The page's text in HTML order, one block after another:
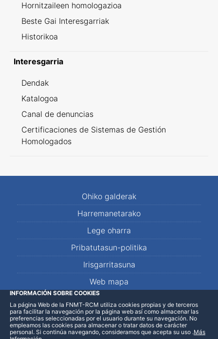
Hornitzaileen homologazioa
Beste Gai Interesgarriak
Historikoa
Interesgarria
Dendak
Katalogoa
Canal de denuncias
Certificaciones de Sistemas de Gestión
Homologados
Ohiko galderak
Harremanetarako
Lege oharra
Pribatutasun-politika
Irisgarritasuna
Web mapa
LinkedInFacebookWhatsApp
INFORMACIÓN SOBRE COOKIES
La página Web de la FNMT-RCM utiliza cookies propias y de terceros
para facilitar la navegación por la página web así como almacenar las
preferencias seleccionadas por el usuario durante su navegación. No
empleamos las cookies para almacenar o tratar datos de carácter
personal. Si continúa navegando, consideramos que acepta su uso .Más